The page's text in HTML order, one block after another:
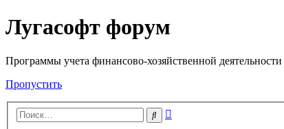
Лугасофт форум
Программы учета финансово-хозяйственной деятельности
Пропустить
Поиск